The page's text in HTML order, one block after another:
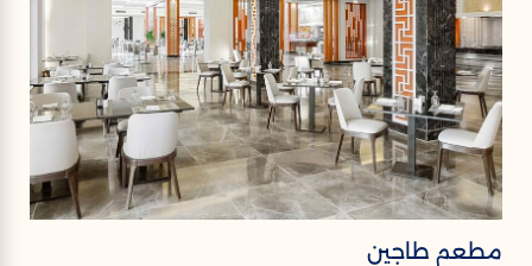
مطعم طاجين